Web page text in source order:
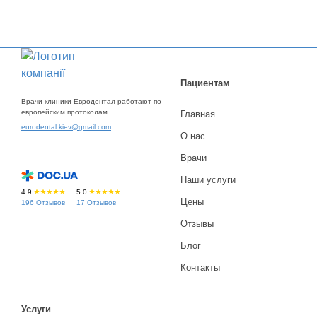
Врачи клиники Евродентал работают по
европейским протоколам.
eurodental.kiev@gmail.com
4.9
196 Отзывов
5.0
17 Отзывов
Пациентам
Главная
О нас
Врачи
Наши услуги
Цены
Отзывы
Блог
Контакты
Услуги